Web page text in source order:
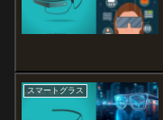
スマートグラス